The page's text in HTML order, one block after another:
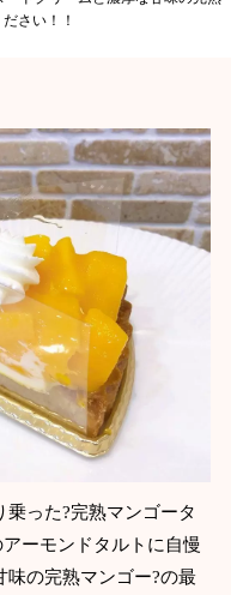
さい！！
った?完熟マンゴータ
ーモンドタルトに自慢
味の完熟マンゴー?の最